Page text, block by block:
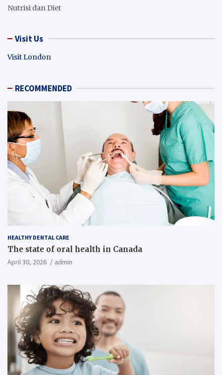
Nutrisi dan Diet
Visit Us
Visit London
RECOMMENDED
HEALTHY DENTAL CARE
The state of oral health in Canada
April 30, 2026 admin